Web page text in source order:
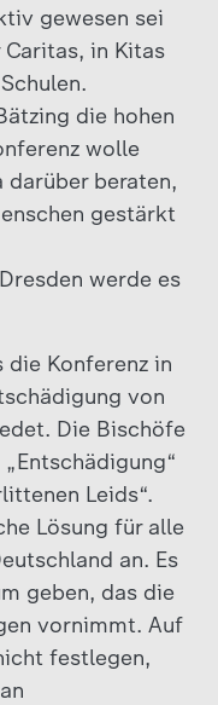
gewesen sei
in Kitas
die hohen
wolle
darüber beraten,
gestärkt
werde es
Konferenz in
von
Die Bischöfe
Leids“.
Lösung für alle
an. Es
geben, das die
vornimmt. Auf
festlegen,